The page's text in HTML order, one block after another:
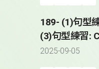
189- (1)句型
(3)句型練習:
2025-09-05